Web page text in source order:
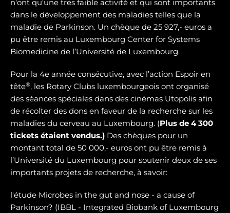
n'ont qu'une très faible activité et qui sont importants
dans le développement des maladies telles que la
maladie de Parkinson. Un chèque de 25 927,- euros a
pu être remis au Luxembourg Center for Systems
Biomedicine de l’Université de Luxembourg.
Pour la 4e année consécutive, avec l’action Espoir en
tête®, les Rotary Clubs luxembourgeois ont organisé
des séances spéciales dans des cinémas Utopolis afin
de récolter des dons en faveur de la recherche sur les
maladies du cerveau au Luxembourg. (Plus de 4 300
tickets étaient vendus.) Des chèques pour un
montant total de 50 000,- euros ont pu être remis à
l’Université du Luxembourg pour soutenir deux de ses
importants projets de recherche, à savoir:
l'étude Microbes in the gut and nose - a cause of
Parkinson? (IBBL - Integrated Biobank of Luxembourg